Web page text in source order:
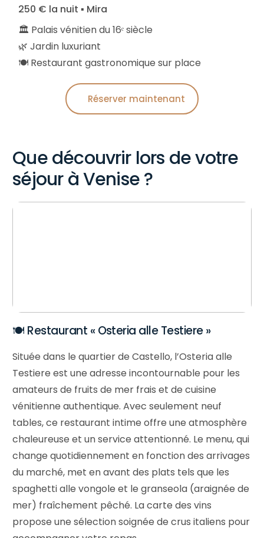
250 € la nuit ▪︎ Mira
🏛️ Palais vénitien du 16ᵉ siècle
🌿 Jardin luxuriant
🍽️ Restaurant gastronomique sur place
Réserver maintenant
Que découvrir lors de votre
séjour à Venise ?
🍽️ Restaurant « Osteria alle Testiere »
Située dans le quartier de Castello, l’Osteria alle
Testiere est une adresse incontournable pour les
amateurs de fruits de mer frais et de cuisine
vénitienne authentique. Avec seulement neuf
tables, ce restaurant intime offre une atmosphère
chaleureuse et un service attentionné. Le menu, qui
change quotidiennement en fonction des arrivages
du marché, met en avant des plats tels que les
spaghetti alle vongole et le granseola (araignée de
mer) fraîchement pêché. La carte des vins
propose une sélection soignée de crus italiens pour
Newsletter 🔥